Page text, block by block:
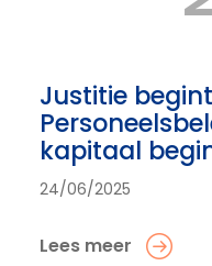
Justitie
kapitaal
24/06/2025
Lees meer